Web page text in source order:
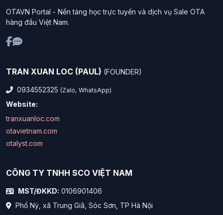
OTAVN Portal - Nền tảng học trực tuyến và dịch vụ Sale OTA
hàng đầu Việt Nam.
TRAN XUAN LOC (PAUL) (FOUNDER)
0934552325 (Zalo, WhatsApp)
Website:
tranxuanloc.com
otavietnam.com
otalyst.com
CÔNG TY TNHH SCO VIỆT NAM
MST/ĐKKD: 0106901406
Phố Nỷ, xã Trung Giã, Sóc Sơn, TP Hà Nội